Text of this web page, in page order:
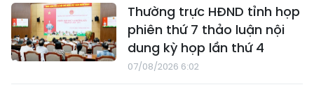
Thường trực HĐND tỉnh họp
phiên thứ 7 thảo luận nội
dung kỳ họp lần thứ 4
07/08/2026 6:02